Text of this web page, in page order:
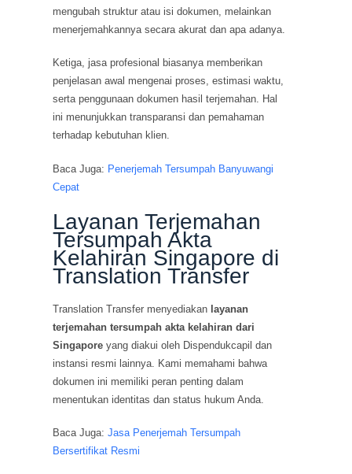
mengubah struktur atau isi dokumen, melainkan
menerjemahkannya secara akurat dan apa adanya.
Ketiga, jasa profesional biasanya memberikan
penjelasan awal mengenai proses, estimasi waktu,
serta penggunaan dokumen hasil terjemahan. Hal
ini menunjukkan transparansi dan pemahaman
terhadap kebutuhan klien.
Baca Juga: Penerjemah Tersumpah Banyuwangi
Cepat
Layanan Terjemahan
Tersumpah Akta
Kelahiran Singapore di
Translation Transfer
Translation Transfer menyediakan layanan
terjemahan tersumpah akta kelahiran dari
Singapore yang diakui oleh Dispendukcapil dan
instansi resmi lainnya. Kami memahami bahwa
dokumen ini memiliki peran penting dalam
menentukan identitas dan status hukum Anda.
Baca Juga:Jasa Penerjemah Tersumpah
Bersertifikat Resmi